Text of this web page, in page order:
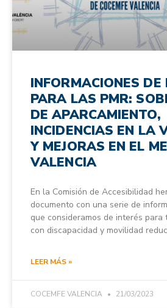
INFORMACIONES DE
PARA LAS PMR:
DE APARCAMIENTO,
INCIDENCIAS EN LA
Y MEJORAS EN EL
VALENCIA
En la Comisión de Accesibilidad
documento con una serie de
que consideramos de interés para
con discapacidad y movilidad
LEER MÁS »
COCEMFE VALENCIA 21/03/2023